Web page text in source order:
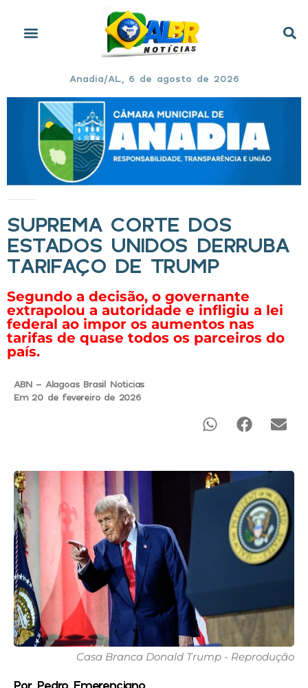
Anadia/AL, 6 de agosto de 2026
SUPREMA CORTE DOS
ESTADOS UNIDOS DERRUBA
TARIFAÇO DE TRUMP
Segundo a decisão, o governante
extrapolou a autoridade e infligiu a lei
federal ao impor os aumentos nas
tarifas de quase todos os parceiros do
país.
ABN - Alagoas Brasil Noticias
Em 20 de fevereiro de 2026
Casa Branca Donald Trump - Reprodução
Por Pedro Emerenciano